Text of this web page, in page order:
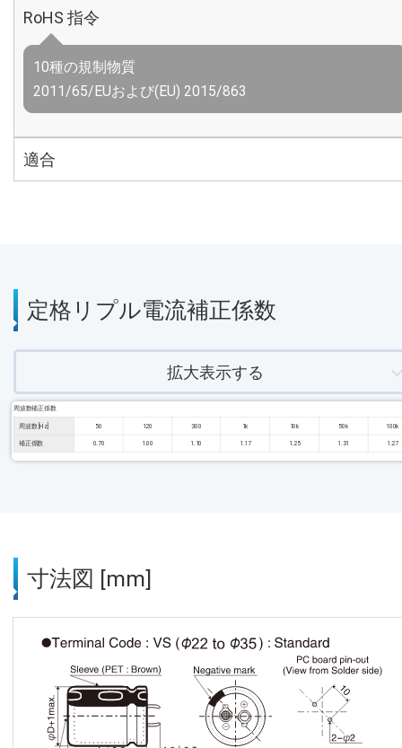
RoHS 指令
10種の規制物質
2011/65/EUおよび(EU) 2015/863
適合
定格リプル電流補正係数
拡大表示する
周波数補正係数
周波数 [Hz] 50 120 300 1k 10k 50k 100k
補正係数 0.70 1.00 1.10 1.17 1.25 1.31 1.27
寸法図 [mm]